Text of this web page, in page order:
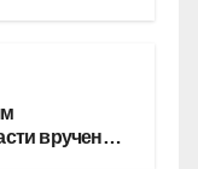
вручены